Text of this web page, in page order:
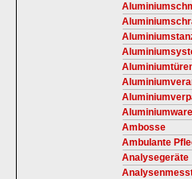
Ambosse
Ambulante
Analysegeräte